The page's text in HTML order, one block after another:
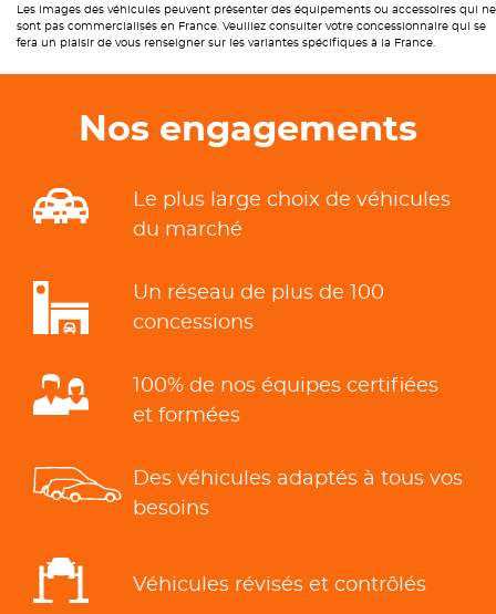
Les images des véhicules peuvent présenter des équipements ou accessoires qui ne
sont pas commercialisés en France. Veuillez consulter votre concessionnaire qui se
fera un plaisir de vous renseigner sur les variantes spécifiques à la France.
Nos engagements
Le plus large choix de véhicules
du marché
Un réseau de plus de 100
concessions
100% de nos équipes certifiées
et formées
Des véhicules adaptés à tous vos
besoins
Véhicules révisés et contrôlés